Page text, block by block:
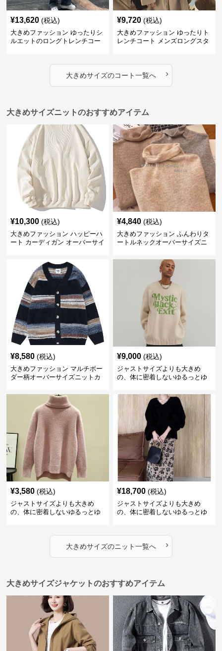
¥13,620 (税込)
大きめファッション ゆったりシ
ルエットのロングトレンチコー
¥9,720 (税込)
大きめファッション ゆったりト
レンチコート メンズロングスタ
大きめサイズのコート一覧へ ›
大きめサイズニットのおすすめアイテム
¥10,300 (税込)
大きめファッション ハッピーハ
ート カーディガン オーバーサイ
¥4,840 (税込)
大きめファッション ふんわりタ
ートルネックオーバーサイズニ
¥8,580 (税込)
大きめファッション マルチボー
ダー柄オーバーサイズニットカ
¥9,000 (税込)
ジャストサイズよりも大きめ
の、体に密着しないゆるっとゆ
ビッグシルエットロゴニット
¥3,580 (税込)
ジャストサイズよりも大きめ
の、体に密着しないゆるっとゆ
¥18,700 (税込)
ジャストサイズよりも大きめ
の、体に密着しないゆるっとゆ
りニット
大きめサイズのニット一覧へ ›
大きめサイズジャケットのおすすめアイテム